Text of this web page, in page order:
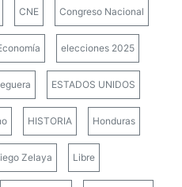
CNE Congreso Nacional
elecciones 2025
ESTADOS UNIDOS
HISTORIA Honduras
Zelaya Libre